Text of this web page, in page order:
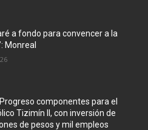
a fondo para convencer a la
Monreal
componentes para el
Tizimín II, con inversión de
de pesos y mil empleos